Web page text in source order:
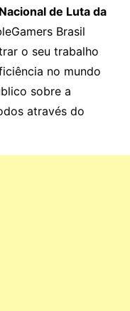
de Luta da
Brasil
o seu trabalho
no mundo
sobre a
através do